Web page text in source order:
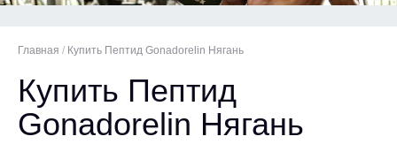
Главная / Купить Пептид Gonadorelin Нягань
Купить Пептид
Gonadorelin Нягань